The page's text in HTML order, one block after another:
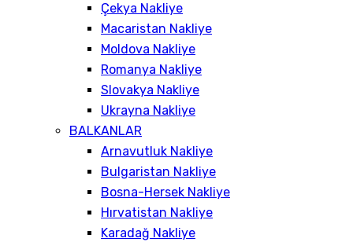
Çekya Nakliye
Macaristan Nakliye
Moldova Nakliye
Romanya Nakliye
Slovakya Nakliye
Ukrayna Nakliye
BALKANLAR
Arnavutluk Nakliye
Bulgaristan Nakliye
Bosna-Hersek Nakliye
Hırvatistan Nakliye
Karadağ Nakliye